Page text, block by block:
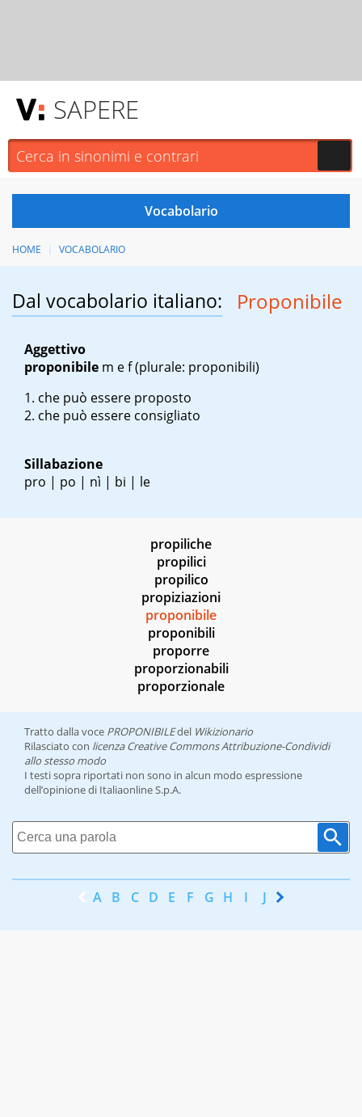
SAPERE
HOME VOCABOLARIO
Dal vocabolario italiano: Proponibile
Aggettivo
proponibile m ef(plurale: proponibili)
che può essere proposto
che può essere consigliato
Sillabazione
pro | po | nì | bi | le
propiliche
propilici
propilico
propiziazioni
proponibile
proponibili
proporre
proporzionabili
proporzionale
Tratto dalla voce PROPONIBILEdel Wikizionario
Rilasciato con licenza Creative Commons Attribuzione-Condividi
allo stesso modo
I testi sopra riportati non sono in alcun modo espressione
dell’opinione di Italiaonline S.p.A.
A B C D E F G H I J K